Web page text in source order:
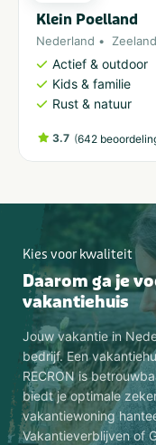
Klein Poelland
Nederland Zeeland
Actief & outdoor
Kids & familie
Rust & natuur
3.7 (642
Kies voor kwaliteit
Daarom ga je
vakantiehuis
Jouw vakantie in
bedrijf. Een
RECRON is
biedt je optimale
vakantiewoning
Vakantieverblijven of